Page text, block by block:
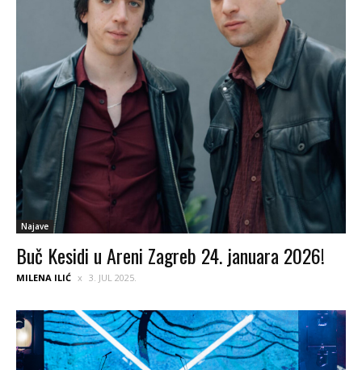
Najave
Buč Kesidi u Areni Zagreb 24. januara 2026!
MILENA ILIĆ 3. JUL 2025.